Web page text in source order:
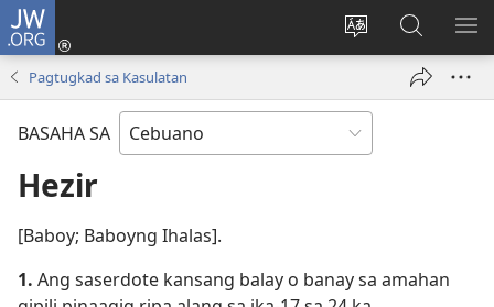
JW.ORG
Ilisi
pinulongan
sa
site
Log
ug
Pangitaa
sa
JW.ORG
Pagtugkad sa Kasulatan
BASAHA SA
Hezir
[Baboy; Baboyng Ihalas].
1. Ang saserdote kansang balay o banay sa amahan